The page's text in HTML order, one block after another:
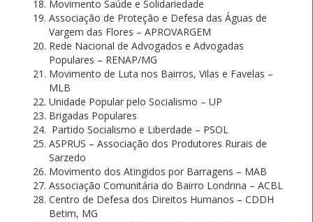
Movimento Saúde e Solidariedade
Associação de Proteção e Defesa das Águas de
Vargem das Flores – APROVARGEM
Rede Nacional de Advogados e Advogadas
Populares – RENAP/MG
Movimento de Luta nos Bairros, Vilas e Favelas –
MLB
Unidade Popular pelo Socialismo – UP
Brigadas Populares
Partido Socialismo e Liberdade – PSOL
ASPRUS – Associação dos Produtores Rurais de
Sarzedo
Movimento dos Atingidos por Barragens – MAB
Associação Comunitária do Bairro Londrina – ACBL
Centro de Defesa dos Direitos Humanos – CDDH
Betim, MG